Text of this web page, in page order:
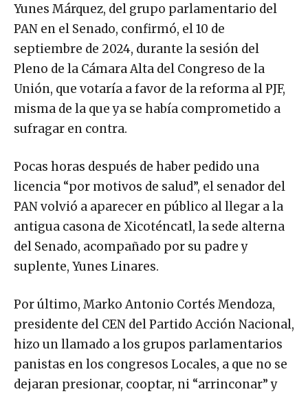
Yunes Márquez, del grupo parlamentario del
PAN en el Senado, confirmó, el 10 de
septiembre de 2024, durante la sesión del
Pleno de la Cámara Alta del Congreso de la
Unión, que votaría a favor de la reforma al PJF,
misma de la que ya se había comprometido a
sufragar en contra.
Pocas horas después de haber pedido una
licencia “por motivos de salud”, el senador del
PAN volvió a aparecer en público al llegar a la
antigua casona de Xicoténcatl, la sede alterna
del Senado, acompañado por su padre y
suplente, Yunes Linares.
Por último, Marko Antonio Cortés Mendoza,
presidente del CEN del Partido Acción Nacional,
hizo un llamado a los grupos parlamentarios
panistas en los congresos Locales, a que no se
dejaran presionar, cooptar, ni “arrinconar” y